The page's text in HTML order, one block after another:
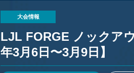
大会情報
LJL FORGE ノックア
年3月6日〜3月9日】